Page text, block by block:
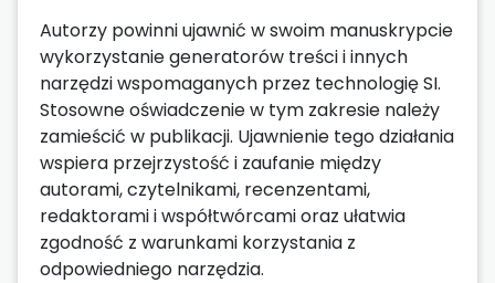
Autorzy powinni ujawnić w swoim manuskrypcie
wykorzystanie generatorów treści i innych
narzędzi wspomaganych przez technologię SI.
Stosowne oświadczenie w tym zakresie należy
zamieścić w publikacji. Ujawnienie tego działania
wspiera przejrzystość i zaufanie między
autorami, czytelnikami, recenzentami,
redaktorami i współtwórcami oraz ułatwia
zgodność z warunkami korzystania z
odpowiedniego narzędzia.